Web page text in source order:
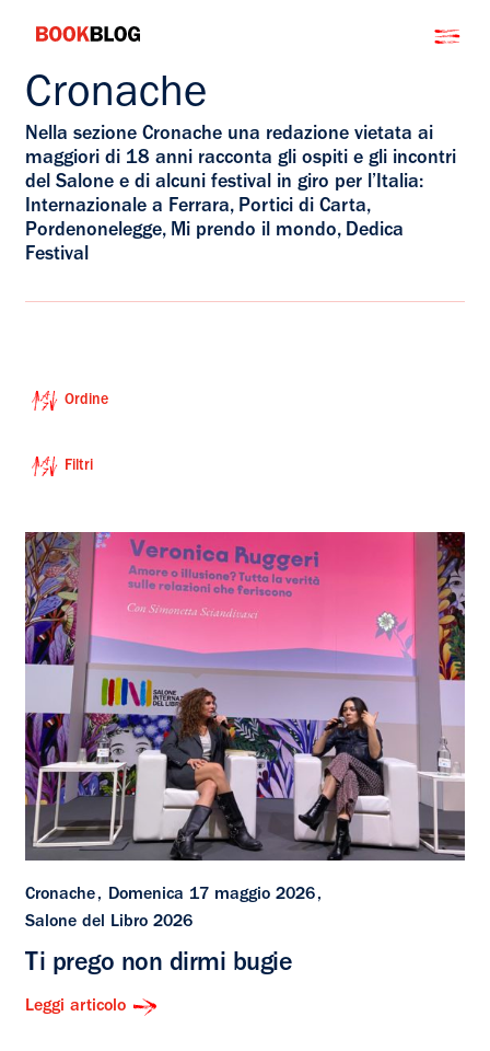
contenuto
Bookblog
Cronache
Nella sezione Cronache una redazione vietata ai
maggiori di 18 anni racconta gli ospiti e gli incontri
del Salone e di alcuni festival in giro per l’Italia:
Internazionale a Ferrara, Portici di Carta,
Pordenonelegge, Mi prendo il mondo, Dedica
Festival
Ordine
Filtri
Cronache
Domenica 17 maggio 2026
Salone del Libro 2026
Ti prego non dirmi bugie
Leggi articolo